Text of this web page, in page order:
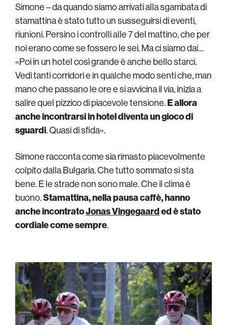
Simone – da quando siamo arrivati alla sgambata di
stamattina è stato tutto un susseguirsi di eventi,
riunioni. Persino i controlli alle 7 del mattino, che per
noi erano come se fossero le sei. Ma ci siamo dai…
«Poi in un hotel così grande è anche bello starci.
Vedi tanti corridori e in qualche modo senti che, man
mano che passano le ore e si avvicina il via, inizia a
salire quel pizzico di piacevole tensione.E allora
anche incontrarsi in hotel diventa un gioco di
sguardi. Quasi di sfida».
Simone racconta come sia rimasto piacevolmente
colpito dalla Bulgaria. Che tutto sommato si sta
bene. E le strade non sono male. Che il clima è
buono.Stamattina, nella pausa caffè, hanno
anche incontratoJonas Vingegaarded è stato
cordiale come sempre.